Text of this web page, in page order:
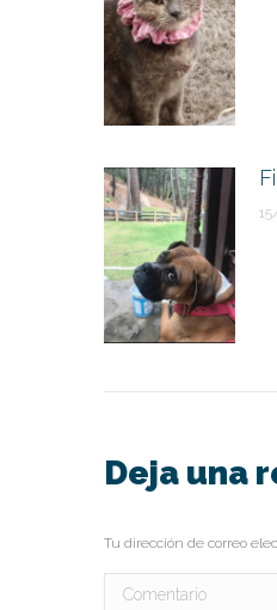
Deja una
Tu dirección de correo
Comentario